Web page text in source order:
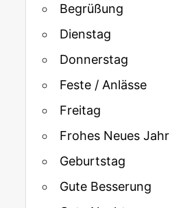
Begrüßung
Dienstag
Donnerstag
Feste / Anlässe
Freitag
Frohes Neues Jahr
Geburtstag
Gute Besserung